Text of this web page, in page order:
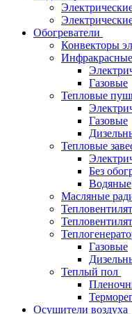
Обогреватели
Конвекторы
Инфракрасные
Газовые
Тепловые
Газовые
Тепловые
Без
Водяные
Масляные
Газовые
Теплый пол
Осушители воздуха